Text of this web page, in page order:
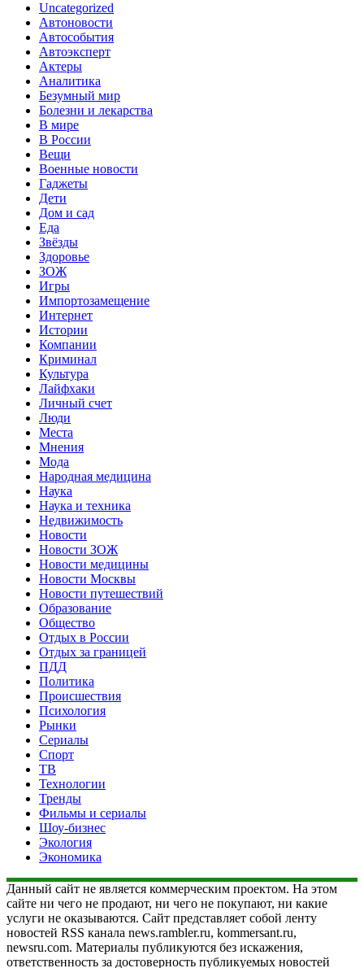
Uncategorized
Автоновости
Автособытия
Автоэксперт
Актеры
Аналитика
Безумный мир
Болезни и лекарства
В мире
В России
Вещи
Военные новости
Гаджеты
Дети
Дом и сад
Еда
Звёзды
Здоровье
ЗОЖ
Игры
Импортозамещение
Интернет
Истории
Компании
Криминал
Культура
Лайфхаки
Личный счет
Люди
Места
Мнения
Мода
Народная медицина
Наука
Наука и техника
Недвижимость
Новости
Новости ЗОЖ
Новости медицины
Новости Москвы
Новости путешествий
Образование
Общество
Отдых в России
Отдых за границей
ПДД
Политика
Происшествия
Психология
Рынки
Сериалы
Спорт
ТВ
Технологии
Тренды
Фильмы и сериалы
Шоу-бизнес
Экология
Экономика
Данный сайт не является коммерческим проектом. На этом
сайте ни чего не продают, ни чего не покупают, ни какие
услуги не оказываются. Сайт представляет собой ленту
новостей RSS канала news.rambler.ru, kommersant.ru,
newsru.com. Материалы публикуются без искажения,
ответственность за достоверность публикуемых новостей